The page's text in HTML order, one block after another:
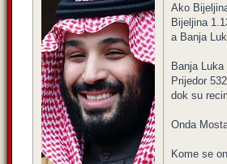
Ako
Bijeljina
a Banja
Banja
Prijedor
dok su
Onda
Kome se